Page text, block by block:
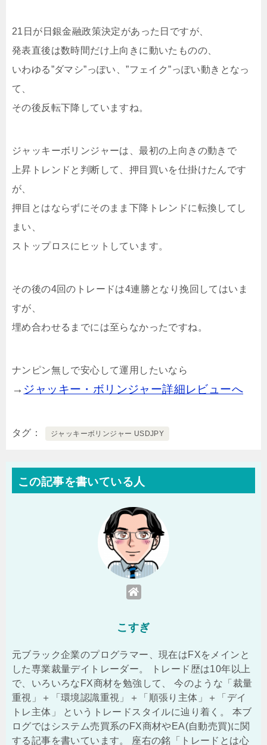
21日が日銀金融政策決定があった日ですが、
発表直後は数時間だけ上向きに動いたものの、
いわゆる”ダマシ”っぽい、”フェイク”っぽい動きとなっ
て、
その後反転下降していますね。
ジャッキーボリンジャーは、最初の上向きの動きで
上昇トレンドと判断して、押目買いを仕掛けたんです
が、
押目とはならずにそのまま下降トレンドに転換してし
まい、
ストップロスにヒットしています。
その後の4回のトレードは4連勝となり挽回してはいま
すが、
埋め合わせるまでには至らなかったですね。
ナンピン無しで安心して運用したいなら
→ ジャッキー・ボリンジャー詳細レビューへ
タグ ジャッキーボリンジャー USDJPY
この記事を書いている人
こすぎ
元ブラック企業のプログラマー、現在はFXをメインと
した専業裁量デイトレーダー。 トレード歴は10年以上
で、いろいろなFX商材を勉強して、 今のような「裁量
重視」＋「環境認識重視」＋「順張り主体」＋「デイ
トレ主体」 というトレードスタイルに辿り着く。 本ブ
ログではシステム売買系のFX商材やEA(自動売買)に関
する記事を書いています。 座右の銘「トレードとは心